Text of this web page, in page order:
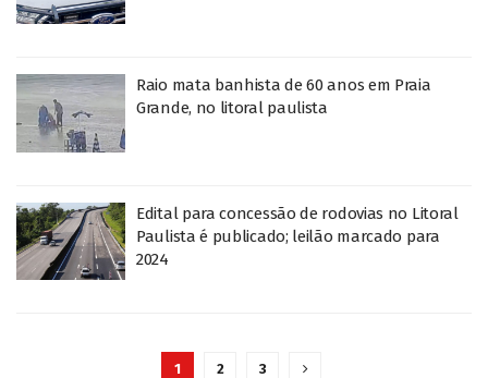
Raio mata banhista de 60 anos em Praia
Grande, no litoral paulista
Edital para concessão de rodovias no Litoral
Paulista é publicado; leilão marcado para
2024
1 2 3